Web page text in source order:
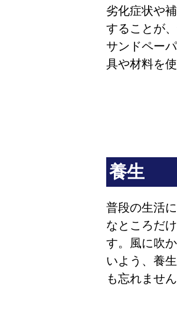
劣化症状や
することが
サンドペー
具や材料を
養生
普段の生活
なところだ
す。風に吹
いよう、養
も忘れません